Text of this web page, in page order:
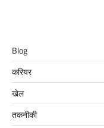
Blog
करियर
खेल
तकनीकी